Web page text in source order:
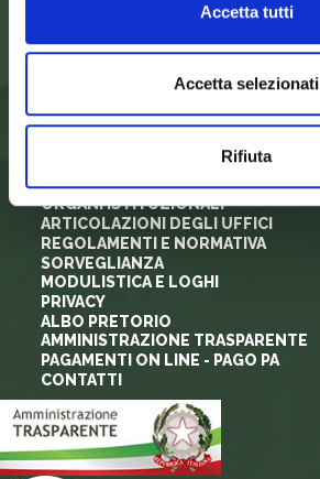
Accetta tutti
Accetta selezionati
Rifiuta
ENTE PARCO
FINALITÀ
ORGANI ISTITUZIONALI
ARTICOLAZIONI DEGLI UFFICI
REGOLAMENTI E NORMATIVA
SORVEGLIANZA
MODULISTICA E LOGHI
PRIVACY
ALBO PRETORIO
AMMINISTRAZIONE TRASPARENTE
PAGAMENTI ON LINE - PAGO PA
CONTATTI